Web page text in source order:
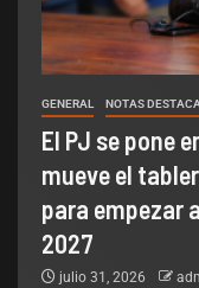
GENERAL NOTAS
El PJ se pone
mueve el
para empezar
2027
julio 31, 2026